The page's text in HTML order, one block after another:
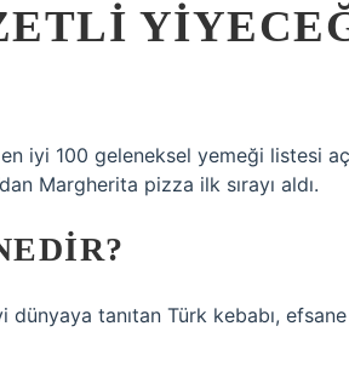
iyi 100 geleneksel yemeği listesi
Margherita pizza ilk sırayı aldı.
tanıtan Türk kebabı,